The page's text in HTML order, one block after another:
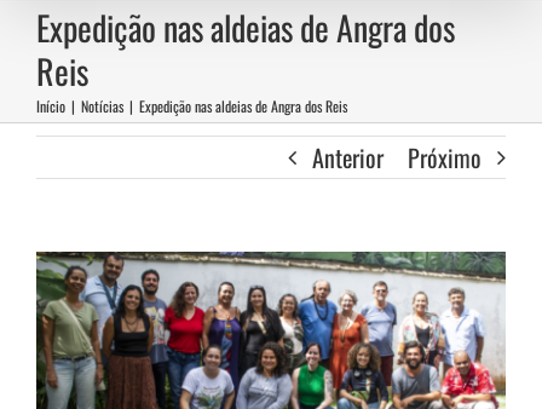
Expedição nas aldeias de Angra dos
Reis
Início | Notícias | Expedição nas aldeias de Angra dos Reis
Anterior Próximo
View
Larger
Image